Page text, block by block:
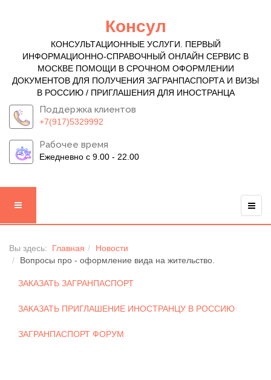
Консул
КОНСУЛЬТАЦИОННЫЕ УСЛУГИ. ПЕРВЫЙ
ИНФОРМАЦИОННО-СПРАВОЧНЫЙ ОНЛАЙН СЕРВИС В
МОСКВЕ ПОМОЩИ В СРОЧНОМ ОФОРМЛЕНИИ
ДОКУМЕНТОВ ДЛЯ ПОЛУЧЕНИЯ ЗАГРАНПАСПОРТА И ВИЗЫ
В РОССИЮ / ПРИГЛАШЕНИЯ ДЛЯ ИНОСТРАНЦА
Поддержка клиентов
+7(917)5329992
Рабочее время
Ежедневно с 9.00 - 22.00
Вы здесь: Главная
Новости
Вопросы про - оформление вида на жительство.
ЗАКАЗАТЬ ЗАГРАНПАСПОРТ
ЗАКАЗАТЬ ПРИГЛАШЕНИЕ ИНОСТРАНЦУ В РОССИЮ
ЗАГРАНПАСПОРТ ФОРУМ